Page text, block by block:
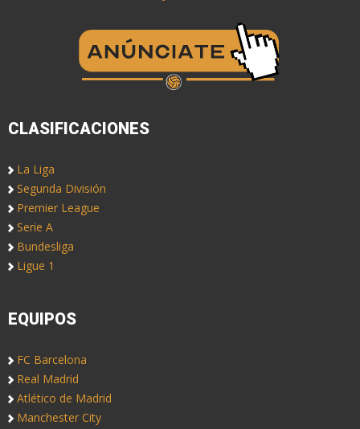
CLASIFICACIONES
La Liga
Segunda División
Premier League
Serie A
Bundesliga
Ligue 1
EQUIPOS
FC Barcelona
Real Madrid
Atlético de Madrid
Manchester City